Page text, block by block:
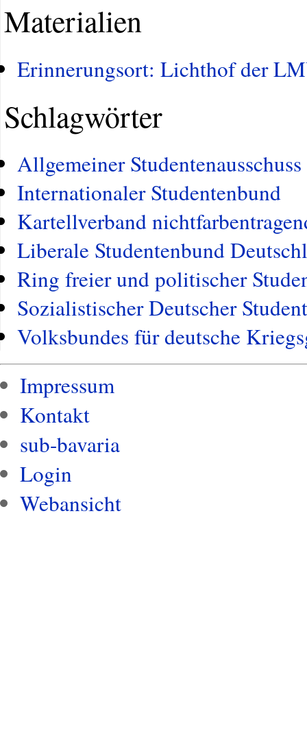
Materialien
Erinnerungsort: Lichthof der
Schlagwörter
Allgemeiner Studentenausschuss
Internationaler Studentenbund
Kartellverband
Liberale Studentenbund
Ring freier und politischer
Sozialistischer Deutscher
Volksbundes für deutsche
Impressum
Kontakt
sub-bavaria
Login
Webansicht